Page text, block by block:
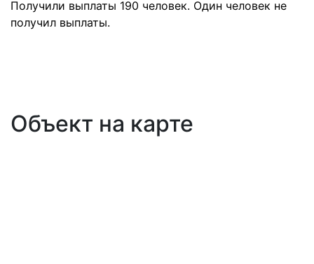
Получили выплаты 190 человек. Один человек не
получил выплаты.
Объект на карте